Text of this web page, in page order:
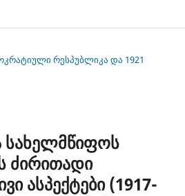
რესპუბლიკა და 1921
სახელმწიფოს
ძირითადი
ასპექტები (1917-